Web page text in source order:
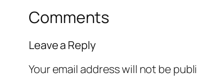
Comments
Leave a Reply
Your email address will not be